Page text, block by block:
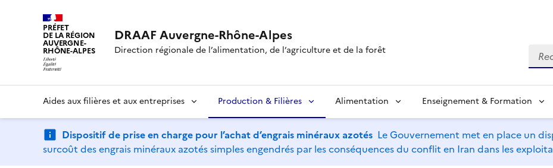
PRÉFET
DE LA RÉGION
AUVERGNE-
RHÔNE-ALPES
DRAAF Auvergne-Rhône-Alpes
Direction régionale de l’alimentation, de l’agriculture et de la forêt
Aides aux filières et aux entreprises Production & Filières Alimentation Enseignement & Formation
Dispositif de prise en charge pour l’achat d’engrais minéraux azotés Le Gouvernement met en place un
surcoût des engrais minéraux azotés simples engendrés par les conséquences du conflit en Iran dans les